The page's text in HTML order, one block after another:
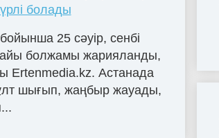
болады
25 сәуір, сенбі
болжамы жарияланды,
Ertenmedia.kz. Астанада
шығып, жаңбыр жауады,